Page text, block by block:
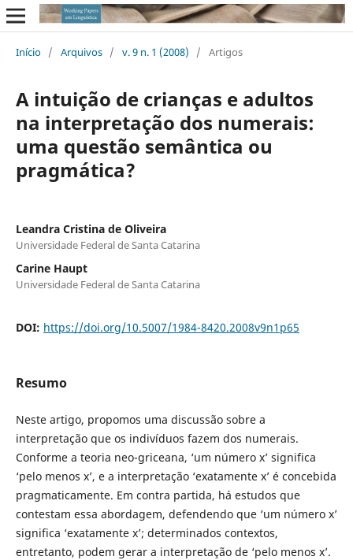
Início / Arquivos / v. 9 n. 1 (2008) / Artigos
A intuição de crianças e adultos
na interpretação dos numerais:
uma questão semântica ou
pragmática?
Leandra Cristina de Oliveira
Universidade Federal de Santa Catarina
Carine Haupt
Universidade Federal de Santa Catarina
DOI: https://doi.org/10.5007/1984-8420.2008v9n1p65
Resumo
Neste artigo, propomos uma discussão sobre a
interpretação que os indivíduos fazem dos numerais.
Conforme a teoria neo-griceana, ‘um número x’ significa
‘pelo menos x’, e a interpretação ‘exatamente x’ é concebida
pragmaticamente. Em contra partida, há estudos que
contestam essa abordagem, defendendo que ‘um número x’
significa ‘exatamente x’; determinados contextos,
entretanto, podem gerar a interpretação de ‘pelo menos x’.